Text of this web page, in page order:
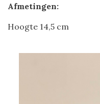
Afmetingen:
Hoogte 14,5 cm